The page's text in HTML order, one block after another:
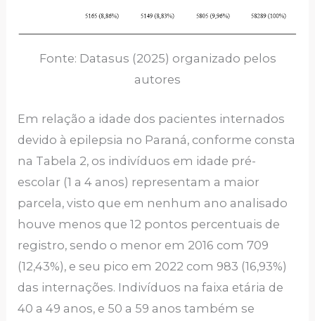
Fonte: Datasus (2025) organizado pelos
autores
Em relação a idade dos pacientes internados
devido à epilepsia no Paraná, conforme consta
na Tabela 2, os indivíduos em idade pré-
escolar (1 a 4 anos) representam a maior
parcela, visto que em nenhum ano analisado
houve menos que 12 pontos percentuais de
registro, sendo o menor em 2016 com 709
(12,43%), e seu pico em 2022 com 983 (16,93%)
das internações. Indivíduos na faixa etária de
40 a 49 anos, e 50 a 59 anos também se